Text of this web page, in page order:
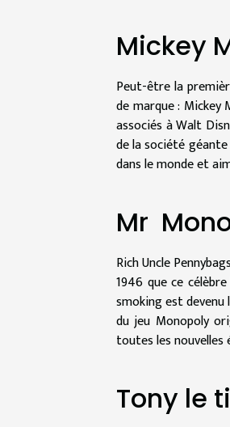
Mickey
Peut-être la
de marque : Mickey
associés à Walt
de la société
dans le monde et
Mr
Rich Uncle
1946 que ce
smoking est devenu
du jeu Monopoly
toutes les
Tony le